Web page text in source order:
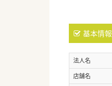
基本情報
法人名
店舗名